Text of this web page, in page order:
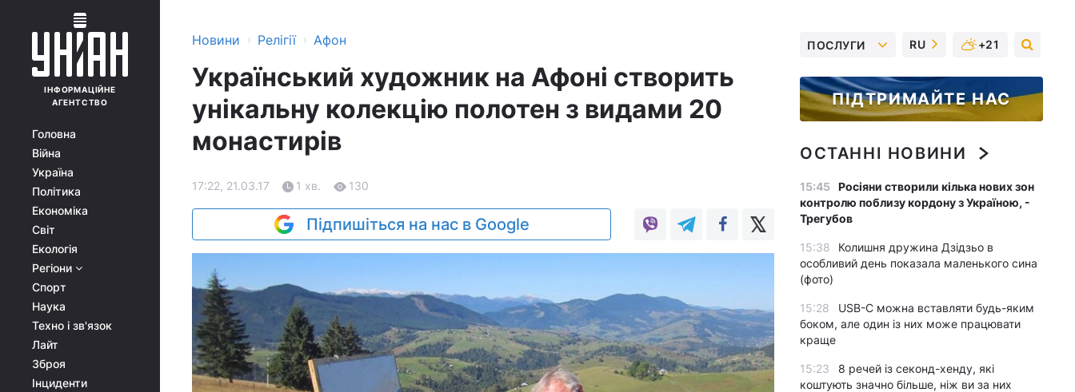
ІНФОРМАЦІЙНЕ
АГЕНТСТВО
Головна
Війна
Україна
Політика
Економіка
Світ
Екологія
Регіони
Спорт
Наука
Техно і зв'язок
Лайт
Зброя
Інциденти
Новини › Релігії › Афон
Український художник на Афоні створить
унікальну колекцію полотен з видами 20
монастирів
17:22, 21.03.17 1 хв. 130
Підпишіться на нас в Google
ПОСЛУГИ RU +21
ПІДТРИМАЙТЕ НАС
ОСТАННІ НОВИНИ
15:45 Росіяни створили кілька нових зон
контролю поблизу кордону з Україною, -
Трегубов
15:38
Колишня дружина Дзідзьо в
особливий день показала маленького сина
(фото)
15:28
USB-C можна вставляти будь-яким
боком, але один із них може працювати
краще
15:23
8 речей із секонд-хенду, які
коштують значно більше, ніж ви за них